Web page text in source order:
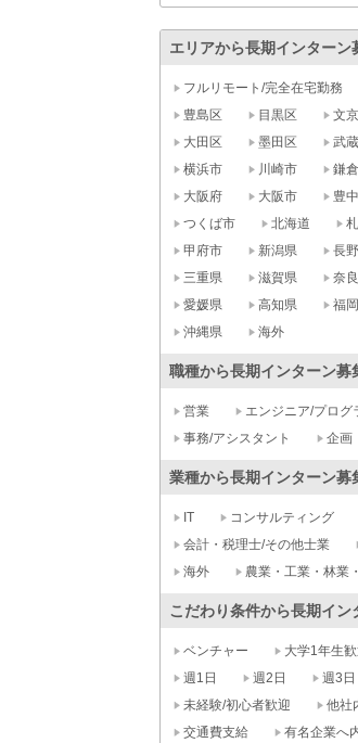
エリアから長期インターン
フルリモート/完全在宅勤務
豊島区
目黒区 文
大田区
墨田区 武
横浜市
川崎市 鎌
大阪府
大阪市 豊
つくば市
北海道
甲府市
新潟県 長
三重県
滋賀県 奈
愛媛県
高知県 福
沖縄県
海外
職種から長期インターン募
営業 エンジニア/プログ
事務/アシスタント
企画
業種から長期インターン募
IT コンサルティング
会計・税理士/その他士業
海外
農業・工業・林業
こだわり条件から長期イン
ベンチャー 大学1年生
週1日
週2日 週3日
未経験/初心者歓迎
他社
交通費支給
有名企業へ